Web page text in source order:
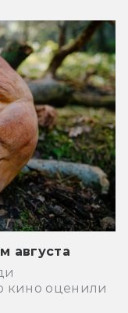
августа
кино оценили